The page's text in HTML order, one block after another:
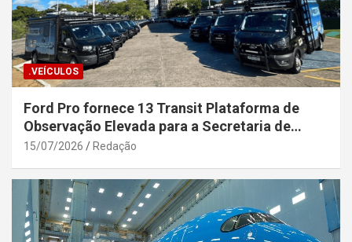
.VEÍCULOS
Ford Pro fornece 13 Transit Plataforma de
Observação Elevada para a Secretaria de
Segurança Pública da Bahia
15/07/2026 Redação